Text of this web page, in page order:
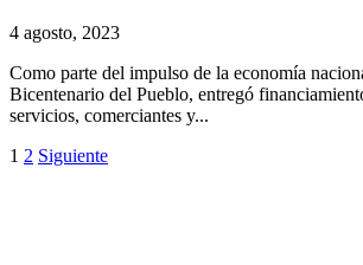
4 agosto, 2023
Como parte del impulso de la economía
Bicentenario del Pueblo, entregó
servicios, comerciantes y...
1 2 Siguiente